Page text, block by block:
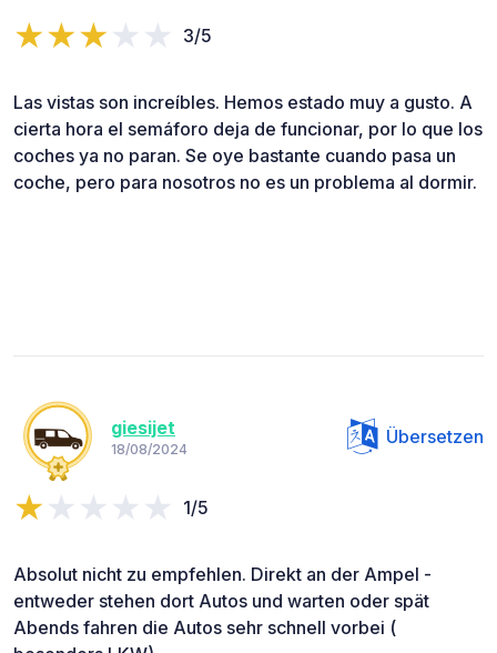
3/5
Las vistas son increíbles. Hemos estado muy a gusto. A
cierta hora el semáforo deja de funcionar, por lo que los
coches ya no paran. Se oye bastante cuando pasa un
coche, pero para nosotros no es un problema al dormir.
giesijet
18/08/2024
Übersetzen
1/5
Absolut nicht zu empfehlen. Direkt an der Ampel -
entweder stehen dort Autos und warten oder spät
Abends fahren die Autos sehr schnell vorbei (